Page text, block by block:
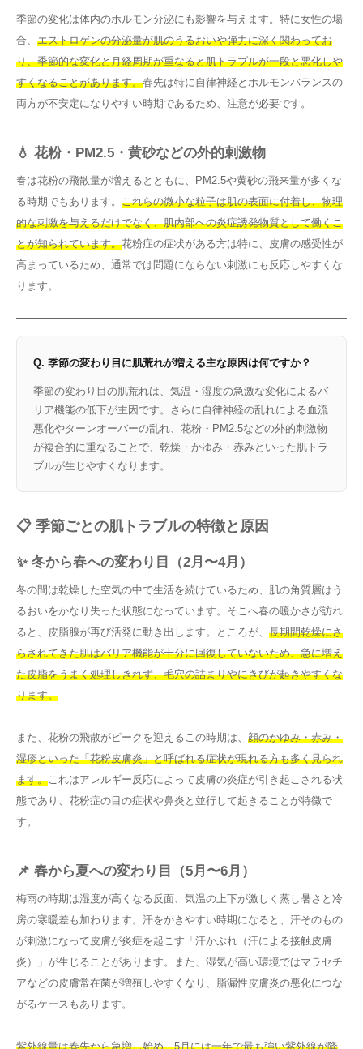
季節の変化は体内のホルモン分泌にも影響を与えます。特に女性の場
合、 エストロゲンの分泌量が肌のうるおいや弾力に深く関わってお
り、季節的な変化と月経周期が重なると肌トラブルが一段と悪化しや
すくなることがあります。春先は特に自律神経とホルモンバランスの
両方が不安定になりやすい時期であるため、注意が必要です。
💧 花粉・PM2.5・黄砂などの外的刺激物
春は花粉の飛散量が増えるとともに、PM2.5や黄砂の飛来量が多くな
る時期でもあります。 これらの微小な粒子は肌の表面に付着し、物理
的な刺激を与えるだけでなく、肌内部への炎症誘発物質として働くこ
とが知られています。花粉症の症状がある方は特に、皮膚の感受性が
高まっているため、通常では問題にならない刺激にも反応しやすくな
ります。
Q. 季節の変わり目に肌荒れが増える主な原因は何ですか？
季節の変わり目の肌荒れは、気温・湿度の急激な変化によるバ
リア機能の低下が主因です。さらに自律神経の乱れによる血流
悪化やターンオーバーの乱れ、花粉・PM2.5などの外的刺激物
が複合的に重なることで、乾燥・かゆみ・赤みといった肌トラ
ブルが生じやすくなります。
📋 季節ごとの肌トラブルの特徴と原因
✨ 冬から春への変わり目（2月〜4月）
冬の間は乾燥した空気の中で生活を続けているため、肌の角質層はう
るおいをかなり失った状態になっています。そこへ春の暖かさが訪れ
ると、皮脂腺が再び活発に動き出します。ところが、 長期間乾燥にさ
らされてきた肌はバリア機能が十分に回復していないため、急に増え
た皮脂をうまく処理しきれず、毛穴の詰まりやにきびが起きやすくな
ります。
また、花粉の飛散がピークを迎えるこの時期は、 顔のかゆみ・赤み・
湿疹といった「花粉皮膚炎」と呼ばれる症状が現れる方も多く見られ
ます。 これはアレルギー反応によって皮膚の炎症が引き起こされる状
態であり、花粉症の目の症状や鼻炎と並行して起きることが特徴で
す。
📌 春から夏への変わり目（5月〜6月）
梅雨の時期は湿度が高くなる反面、気温の上下が激しく蒸し暑さと冷
房の寒暖差も加わります。汗をかきやすい時期になると、汗そのもの
が刺激になって皮膚が炎症を起こす「汗かぶれ（汗による接触皮膚
炎）」が生じることがあります。また、湿気が高い環境ではマラセチ
アなどの皮膚常在菌が増殖しやすくなり、脂漏性皮膚炎の悪化につな
がるケースもあります。
紫外線量は春先から急増し始め、5月には一年で最も強い紫外線が降